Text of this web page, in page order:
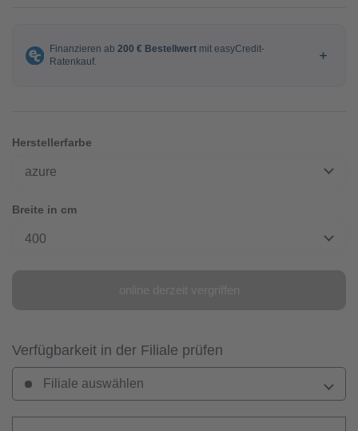
Herstellerfarbe
azure
Breite in cm
400
Verfügbarkeit in der Filiale prüfen
Filiale auswählen